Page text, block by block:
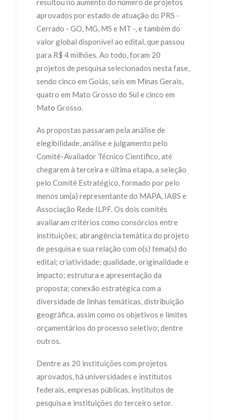
resultou no aumento do número de projetos
aprovados porestado de atuação do PRS -
Cerrado - GO, MG, MS e MT -, e também do
valor global disponível ao edital, que passou
para R$ 4 milhões.Ao todo, foram 20
projetos de pesquisa selecionados nesta fase,
sendo cinco em Goiás, seis em Minas Gerais,
quatro em Mato Grosso do Sul e cinco em
Mato Grosso.
As propostas passaram pela análise de
elegibilidade, análise e julgamento pelo
Comitê-Avaliador Técnico Científico, até
chegarem à terceira e última etapa, a seleção
pelo Comitê Estratégico, formado porpelo
menos um(a) representante do MAPA, IABS e
Associação Rede ILPF.Os dois comitês
avaliaram critérios como consórcios entre
instituições; abrangência temática do projeto
de pesquisa e sua relação com o(s) tema(s) do
edital; criatividade; qualidade, originalidade e
impacto; estrutura e apresentação da
proposta; conexão estratégica com a
diversidade de linhas temáticas, distribuição
geográfica, assim como os objetivos e limites
orçamentários do processo seletivo; dentre
outros.
Dentre as 20 instituições com projetos
aprovados, há universidades e institutos
federais, empresas públicas, institutos de
pesquisa e instituições do terceiro setor.